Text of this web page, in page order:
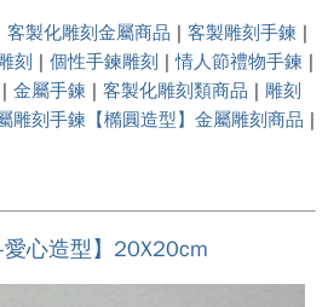
客製化雕刻金屬商品 | 客製雕刻手鍊 |
刻 | 個性手鍊雕刻 |情人節禮物手鍊 |
| 金屬手鍊 | 客製化雕刻類商品 | 雕刻
雕刻手鍊【橢圓造型】金屬雕刻商品 |
心造型】20X20cm